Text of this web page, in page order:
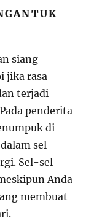
siang
jika rasa
terjadi
penderita
di
sel
Sel-sel
Anda
membuat